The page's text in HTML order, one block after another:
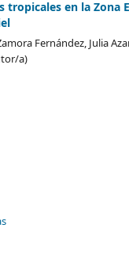
tropicales en la Zona
Fernández, Julia
a)